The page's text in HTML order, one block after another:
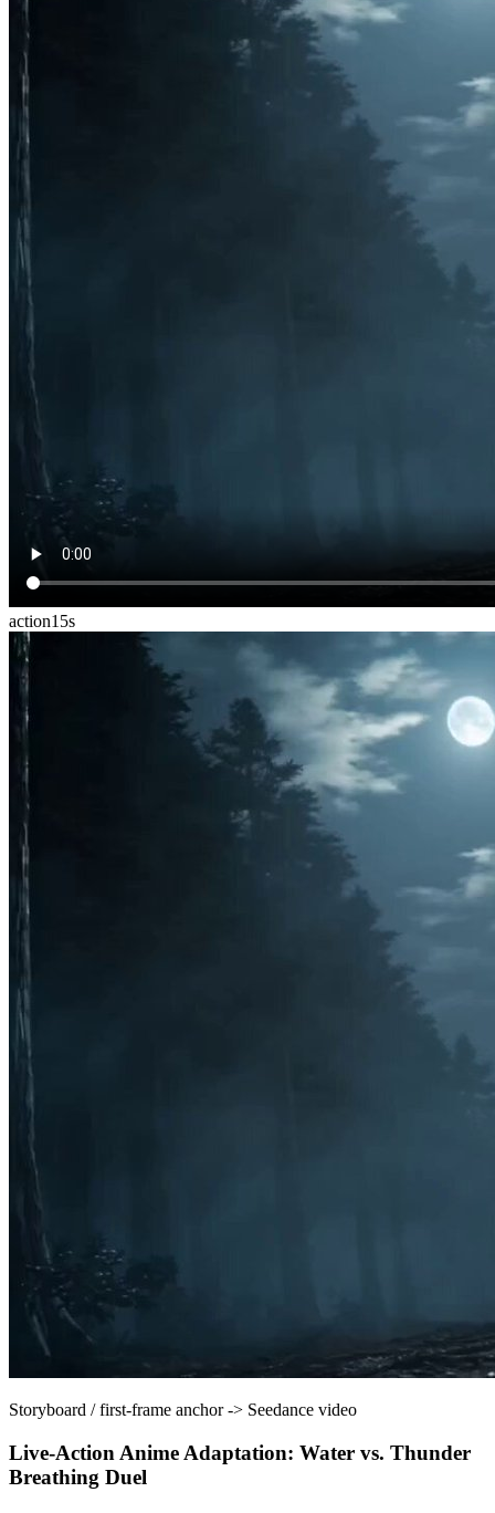
action15s
Storyboard / first-frame anchor-> Seedance video
Live-Action Anime Adaptation: Water vs. Thunder
Breathing Duel